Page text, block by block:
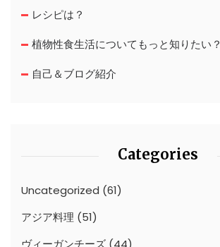
レシピは？
植物性食生活についてもっと知りたい？
自己＆ブログ紹介
Categories
Uncategorized (61)
アジア料理 (51)
ヴィーガンチーズ (44)